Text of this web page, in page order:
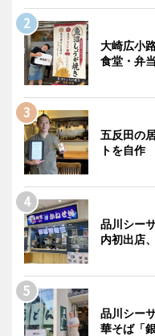
大崎広小
食堂・弁
五反田の
トを自作
品川シー
内初出店
品川シー
華そば「